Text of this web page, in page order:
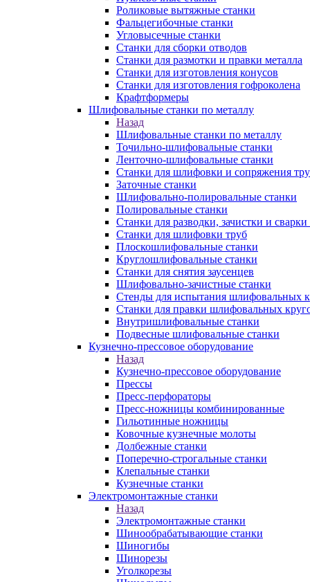
Роликовые вытяжные станки
Фальцегибочные станки
Угловысечные станки
Станки для сборки отводов
Станки для размотки и правки металла
Станки для изготовления конусов
Станки для изготовления гофроколена
Крафтформеры
Шлифовальные станки по металлу
Назад
Шлифовальные станки по металлу
Точильно-шлифовальные станки
Ленточно-шлифовальные станки
Станки для шлифовки и сопряжения
Заточные станки
Шлифовально-полировальные станки
Полировальные станки
Станки для разводки, зачистки и сварки
Станки для шлифовки труб
Плоскошлифовальные станки
Круглошлифовальные станки
Станки для снятия заусенцев
Шлифовально-зачистные станки
Стенды для испытания шлифовальных
Станки для правки шлифовальных
Внутришлифовальные станки
Подвесные шлифовальные станки
Кузнечно-прессовое оборудование
Назад
Кузнечно-прессовое оборудование
Прессы
Пресс-перфораторы
Пресс-ножницы комбинированные
Гильотинные ножницы
Ковочные кузнечные молоты
Долбежные станки
Поперечно-строгальные станки
Клепальные станки
Кузнечные станки
Электромонтажные станки
Назад
Электромонтажные станки
Шинообрабатывающие станки
Шиногибы
Шинорезы
Уголкорезы